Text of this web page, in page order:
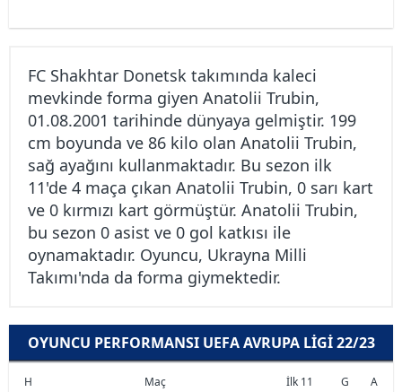
FC Shakhtar Donetsk takımında kaleci
mevkinde forma giyen Anatolii Trubin,
01.08.2001 tarihinde dünyaya gelmiştir. 199
cm boyunda ve 86 kilo olan Anatolii Trubin,
sağ ayağını kullanmaktadır. Bu sezon ilk
11'de 4 maça çıkan Anatolii Trubin, 0 sarı kart
ve 0 kırmızı kart görmüştür. Anatolii Trubin,
bu sezon 0 asist ve 0 gol katkısı ile
oynamaktadır. Oyuncu, Ukrayna Milli
Takımı'nda da forma giymektedir.
OYUNCU PERFORMANSI UEFA AVRUPA LIGI 22/23
H Maç İlk 11 G
A